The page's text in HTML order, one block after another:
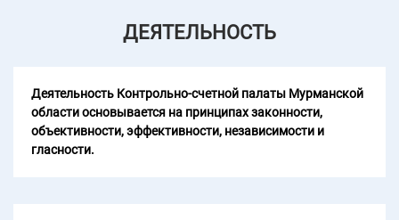
ДЕЯТЕЛЬНОСТЬ
Деятельность Контрольно-счетной палаты Мурманской
области основывается на принципах законности,
объективности, эффективности, независимости и
гласности.